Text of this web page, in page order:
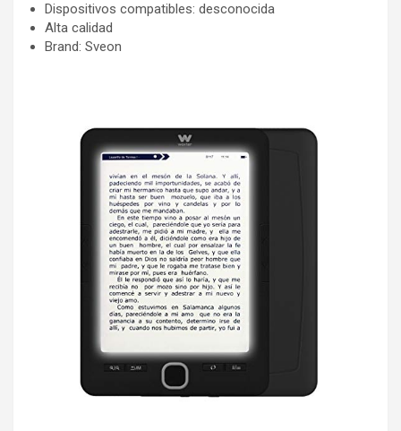
Dispositivos compatibles: desconocida
Alta calidad
Brand: Sveon